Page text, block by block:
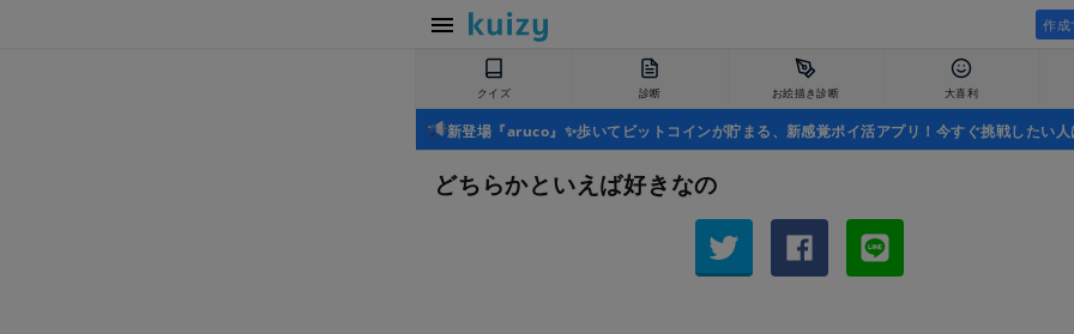
作成
クイズ 診断 お絵描き診断 大喜利
新登場『aruco』✨歩いてビットコインが貯まる、新感覚ポイ活アプリ！今すぐ挑戦したい人
どちらかといえば好きなの